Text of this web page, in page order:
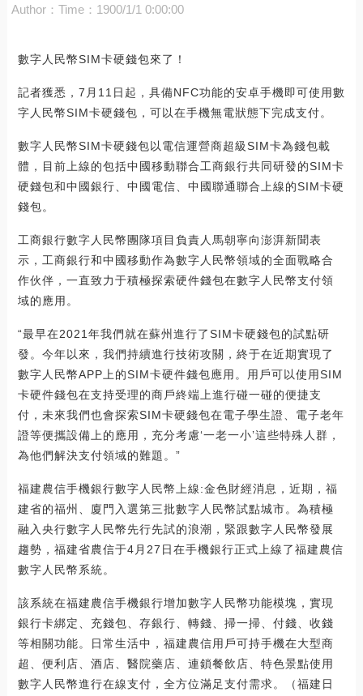
Author： Time：1900/1/1 0:00:00
數字人民幣SIM卡硬錢包來了！
記者獲悉，7月11日起，具備NFC功能的安卓手機即可使用數
字人民幣SIM卡硬錢包，可以在手機無電狀態下完成支付。
數字人民幣SIM卡硬錢包以電信運營商超級SIM卡為錢包載
體，目前上線的包括中國移動聯合工商銀行共同研發的SIM卡
硬錢包和中國銀行、中國電信、中國聯通聯合上線的SIM卡硬
錢包。
工商銀行數字人民幣團隊項目負責人馬朝寧向澎湃新聞表
示，工商銀行和中國移動作為數字人民幣領域的全面戰略合
作伙伴，一直致力于積極探索硬件錢包在數字人民幣支付領
域的應用。
“最早在2021年我們就在蘇州進行了SIM卡硬錢包的試點研
發。今年以來，我們持續進行技術攻關，終于在近期實現了
數字人民幣APP上的SIM卡硬件錢包應用。用戶可以使用SIM
卡硬件錢包在支持受理的商戶終端上進行碰一碰的便捷支
付，未來我們也會探索SIM卡硬錢包在電子學生證、電子老年
證等便攜設備上的應用，充分考慮‘一老一小’這些特殊人群，
為他們解決支付領域的難題。”
福建農信手機銀行數字人民幣上線:金色財經消息，近期，福
建省的福州、廈門入選第三批數字人民幣試點城市。為積極
融入央行數字人民幣先行先試的浪潮，緊跟數字人民幣發展
趨勢，福建省農信于4月27日在手機銀行正式上線了福建農信
數字人民幣系統。
該系統在福建農信手機銀行增加數字人民幣功能模塊，實現
銀行卡綁定、充錢包、存銀行、轉錢、掃一掃、付錢、收錢
等相關功能。日常生活中，福建農信用戶可持手機在大型商
超、便利店、酒店、醫院藥店、連鎖餐飲店、特色景點使用
數字人民幣進行在線支付，全方位滿足支付需求。（福建日